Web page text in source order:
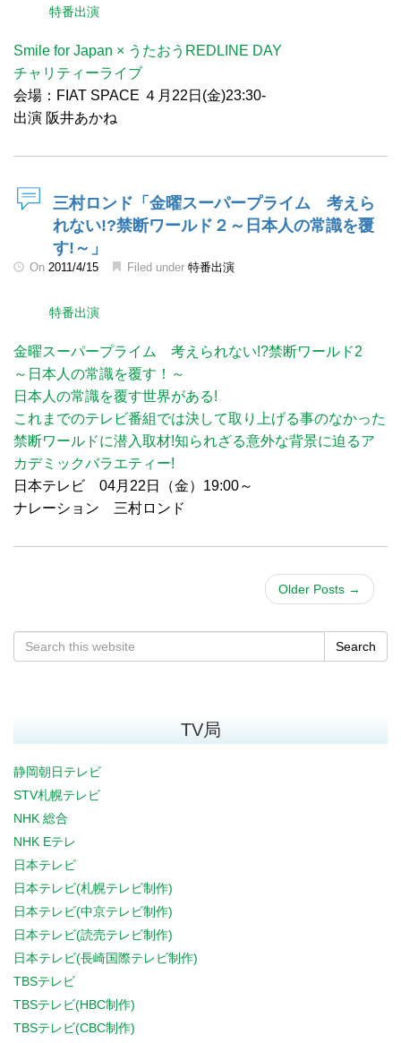
特番出演
Smile for Japan × うたおうREDLINE DAY
チャリティーライブ
会場：FIAT SPACE ４月22日(金)23:30-
出演 阪井あかね
三村ロンド「金曜スーパープライム 考えら
れない!?禁断ワールド２～日本人の常識を覆
す!～」
On 2011/4/15 Filed under 特番出演
特番出演
金曜スーパープライム 考えられない!?禁断ワールド2
～日本人の常識を覆す！～
日本人の常識を覆す世界がある!
これまでのテレビ番組では決して取り上げる事のなかった
禁断ワールドに潜入取材!知られざる意外な背景に迫るア
カデミックバラエティー!
日本テレビ 04月22日（金）19:00～
ナレーション 三村ロンド
Older Posts →
Search
TV局
静岡朝日テレビ
STV札幌テレビ
NHK 総合
NHK Eテレ
日本テレビ
日本テレビ(札幌テレビ制作)
日本テレビ(中京テレビ制作)
日本テレビ(読売テレビ制作)
日本テレビ(長崎国際テレビ制作)
TBSテレビ
TBSテレビ(HBC制作)
TBSテレビ(CBC制作)